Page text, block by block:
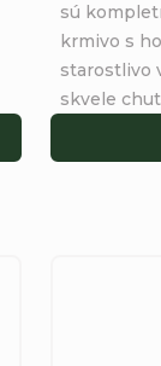
sú
krmivo s
starostlivo
skvele